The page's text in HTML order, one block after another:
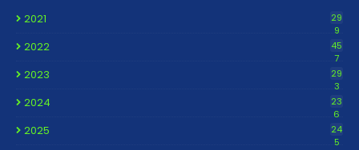
2021
29
9
2022
45
7
2023
29
3
2024
23
6
2025
24
5